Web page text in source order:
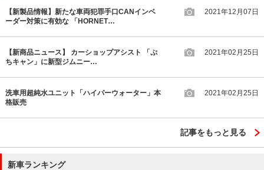
【新製品情報】新たな車両犯罪手口CANインベ
ーダー対策に有効な 「HORNET…
2021年12月07日
【新商品ニュース】 カーショップアシスト 「ぷ
ちキャン」に新型ジムニー…
2021年02月25日
洗車用超純水ユニット「ハイパーウォーター」本
格販売
2021年02月25日
記事をもっと見る
新車ランキング